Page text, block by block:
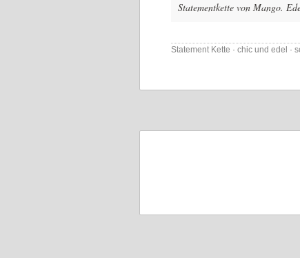
Statementkette von Mango.
Statement Kette · chic und edel ·